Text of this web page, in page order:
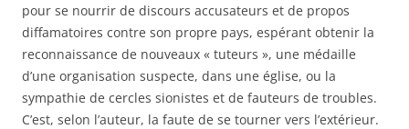
pour se nourrir de discours accusateurs et de propos
diffamatoires contre son propre pays, espérant obtenir la
reconnaissance de nouveaux « tuteurs », une médaille
d’une organisation suspecte, dans une église, ou la
sympathie de cercles sionistes et de fauteurs de troubles.
C’est, selon l’auteur, la faute de se tourner vers l’extérieur.